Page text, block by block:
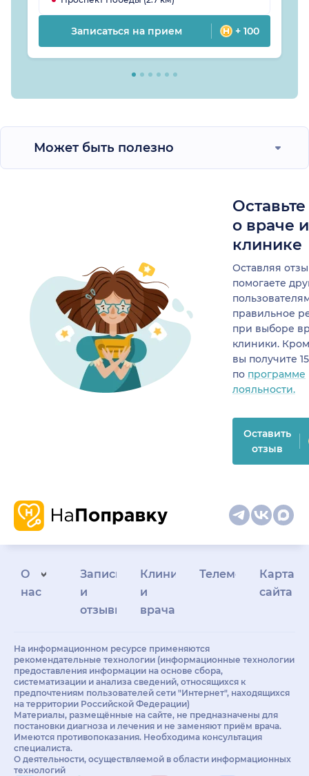
Записаться на прием + 100
Может быть полезно
о враче
клинике
Оставляя
помогаете
правильное
при выборе
клиники.
вы получите
по программе
лояльности.
Оставить
отзыв
О
нас
Запись
и
отзывы
Клиникам
и
врачам
Телемедицина
Карта
сайта
На информационном ресурсе применяются
рекомендательные технологии (информационные технологии
предоставления информации на основе сбора,
систематизации и анализа сведений, относящихся к
предпочтениям пользователей сети "Интернет", находящихся
на территории Российской Федерации)
Материалы, размещённые на сайте, не предназначены для
постановки диагноза и лечения и не заменяют приём врача.
Имеются противопоказания. Необходима консультация
специалиста.
О деятельности, осуществляемой в области информационных
технологий